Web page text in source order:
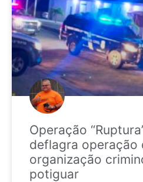
Operação
deflagra operação
organização
potiguar